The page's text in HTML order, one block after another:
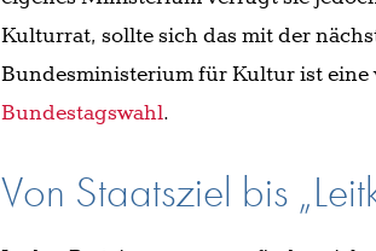
Kulturrat, sollte sich das mit der
Bundesministerium für Kultur ist
Bundestagswahl.
Von Staatsziel bis